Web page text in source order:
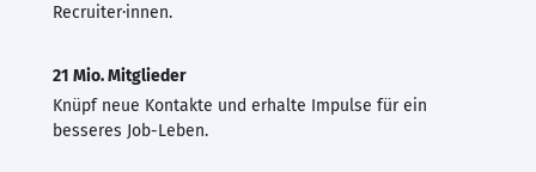
Recruiter·innen.
21 Mio. Mitglieder
Knüpf neue Kontakte und erhalte Impulse für ein
besseres Job-Leben.